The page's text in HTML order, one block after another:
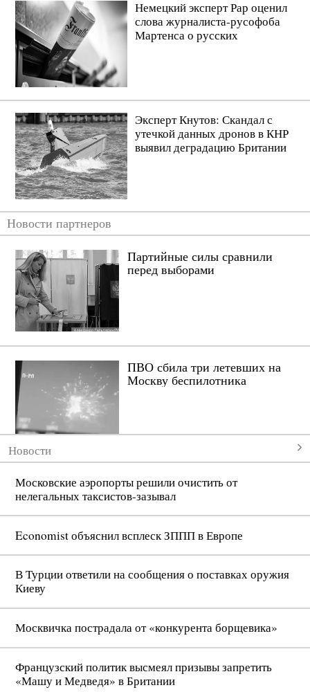
Немецкий эксперт Рар оценил
слова журналиста-русофоба
Мартенса о русских
Эксперт Кнутов: Скандал с
утечкой данных дронов в КНР
выявил деградацию Британии
Новости
Московские аэропорты решили очистить от
нелегальных таксистов-зазывал
Economist объяснил всплеск ЗППП в Европе
В Турции ответили на сообщения о поставках оружия
Киеву
Москвичка пострадала от «конкурента борщевика»
Французский политик высмеял призывы запретить
«Машу и Медведя» в Британии